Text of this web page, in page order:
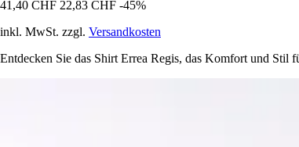
41,40 CHF 22,83 CHF -45%
inkl. MwSt. zzgl. Versandkosten
Entdecken Sie das Shirt Errea Regis, das Komfort und Stil